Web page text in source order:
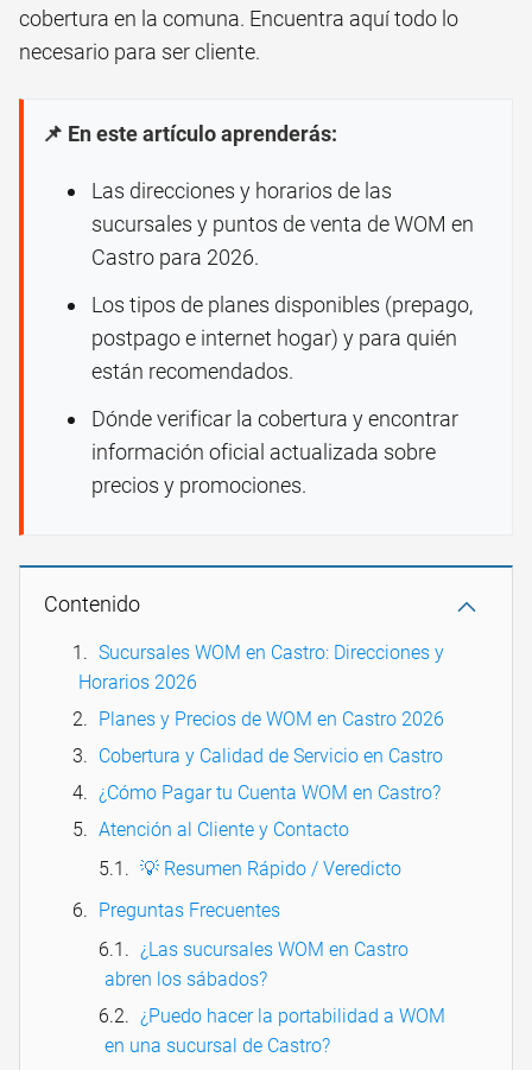
cobertura en la comuna. Encuentra aquí todo lo
necesario para ser cliente.
📌 En este artículo aprenderás:
Las direcciones y horarios de las
sucursales y puntos de venta de WOM en
Castro para 2026.
Los tipos de planes disponibles (prepago,
postpago e internet hogar) y para quién
están recomendados.
Dónde verificar la cobertura y encontrar
información oficial actualizada sobre
precios y promociones.
Contenido
Sucursales WOM en Castro: Direcciones y
Horarios 2026
Planes y Precios de WOM en Castro 2026
Cobertura y Calidad de Servicio en Castro
¿Cómo Pagar tu Cuenta WOM en Castro?
Atención al Cliente y Contacto
💡 Resumen Rápido / Veredicto
Preguntas Frecuentes
¿Las sucursales WOM en Castro
abren los sábados?
¿Puedo hacer la portabilidad a WOM
en una sucursal de Castro?